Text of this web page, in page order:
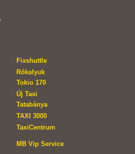
Fixshuttle
Rókalyuk
Tokio 170
Új Taxi
Tatabánya
TAXI 3000
TaxiCentrum
MB Vip Service